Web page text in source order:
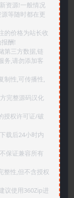
资源!一般情况
等随时都在更
的价格为站长收
酬!
第三方数据,链
务,请勿添加客
制性,可传播性,
完整源码汉化
授权许可证/破
载后24小时内
保证兼容所有
整性,但不含授权
议使用360Zip进